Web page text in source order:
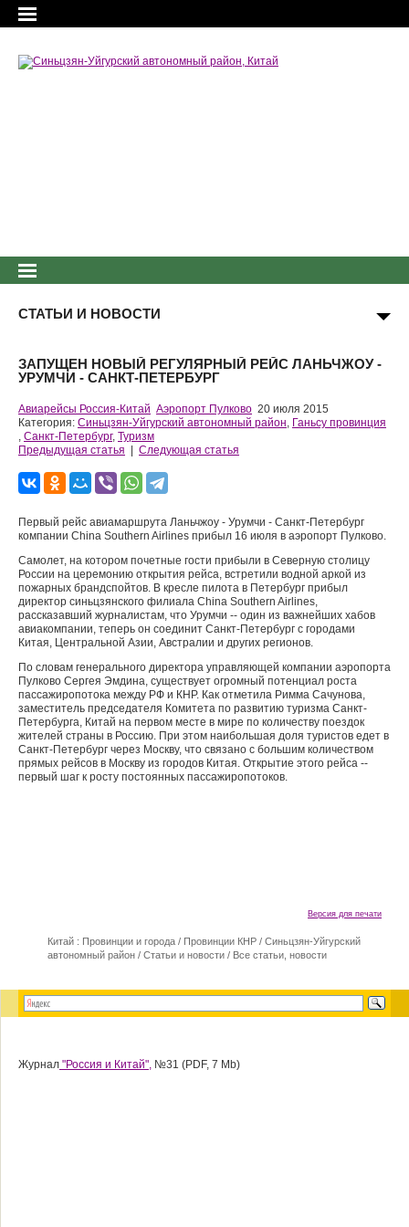
СТАТЬИ И НОВОСТИ
ЗАПУЩЕН НОВЫЙ РЕГУЛЯРНЫЙ РЕЙС ЛАНЬЧЖОУ -
УРУМЧИ - САНКТ-ПЕТЕРБУРГ
Авиарейсы Россия-Китай Аэропорт Пулково 20 июля 2015
Категория: Синьцзян-Уйгурский автономный район, Ганьсу провинция
, Санкт-Петербург, Туризм
Предыдущая статья
Следующая статья
Первый рейс авиамаршрута Ланьчжоу - Урумчи - Санкт-Петербург
компании China Southern Airlines прибыл 16 июля в аэропорт Пулково.
Самолет, на котором почетные гости прибыли в Северную столицу
России на церемонию открытия рейса, встретили водной аркой из
пожарных брандспойтов. В кресле пилота в Петербург прибыл
директор синьцзянского филиала China Southern Airlines,
рассказавший журналистам, что Урумчи -- один из важнейших хабов
авиакомпании, теперь он соединит Санкт-Петербург с городами
Китая, Центральной Азии, Австралии и других регионов.
По словам генерального директора управляющей компании аэропорта
Пулково Сергея Эмдина, существует огромный потенциал роста
пассажиропотока между РФ и КНР. Как отметила Римма Сачунова,
заместитель председателя Комитета по развитию туризма Санкт-
Петербурга, Китай на первом месте в мире по количеству поездок
жителей страны в Россию. При этом наибольшая доля туристов едет в
Санкт-Петербург через Москву, что связано с большим количеством
прямых рейсов в Москву из городов Китая. Открытие этого рейса --
первый шаг к росту постоянных пассажиропотоков.
Версия для печати
Китай : Провинции и города / Провинции КНР / Синьцзян-Уйгурский
автономный район / Статьи и новости / Все статьи, новости
Журнал "Россия и Китай", №31 (PDF, 7 Mb)